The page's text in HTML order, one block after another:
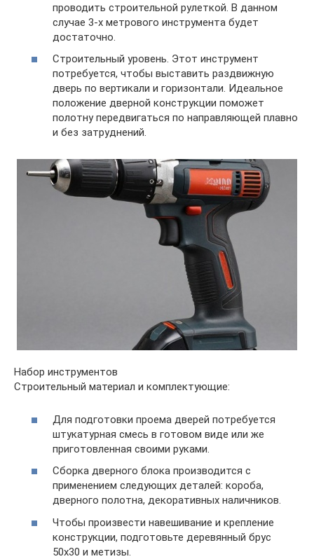
проводить строительной рулеткой. В данном
случае 3-х метрового инструмента будет
достаточно.
Строительный уровень. Этот инструмент
потребуется, чтобы выставить раздвижную
дверь по вертикали и горизонтали. Идеальное
положение дверной конструкции поможет
полотну передвигаться по направляющей плавно
и без затруднений.
Набор инструментов
Строительный материал и комплектующие:
Для подготовки проема дверей потребуется
штукатурная смесь в готовом виде или же
приготовленная своими руками.
Сборка дверного блока производится с
применением следующих деталей: короба,
дверного полотна, декоративных наличников.
Чтобы произвести навешивание и крепление
конструкции, подготовьте деревянный брус
50х30 и метизы.